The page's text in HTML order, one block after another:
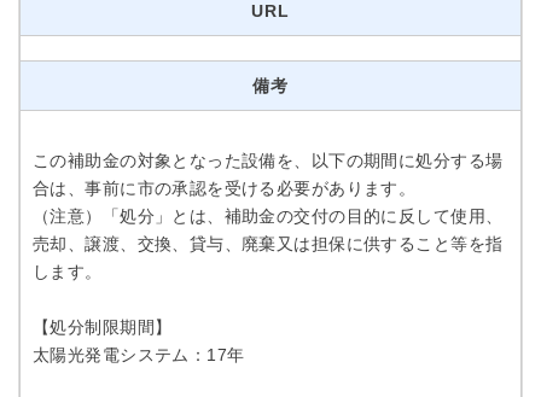
URL
備考
この補助金の対象となった設備を、以下の期間に処分する場
合は、事前に市の承認を受ける必要があります。
（注意）「処分」とは、補助金の交付の目的に反して使用、
売却、譲渡、交換、貸与、廃棄又は担保に供すること等を指
します。
【処分制限期間】
太陽光発電システム：17年